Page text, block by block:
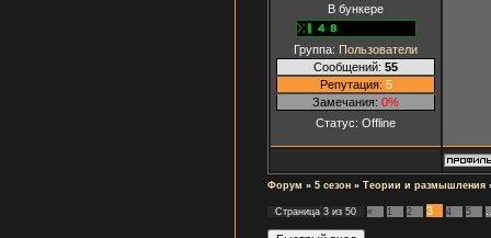
В бункере
Группа: Пользователи
Сообщений: 55
Репутация: 5
Замечания: 0%
Статус: Offline
Форум » 5 сезон » Теории и размышления
Страница 3 из 50 « 1 2 3 4 5